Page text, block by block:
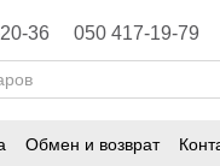
36 050 417-19-79
Обмен и возврат